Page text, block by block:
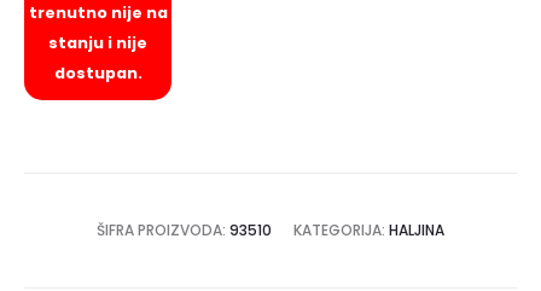
trenutno nije na
stanju i nije
dostupan.
ŠIFRA PROIZVODA: 93510 KATEGORIJA: HALJINA